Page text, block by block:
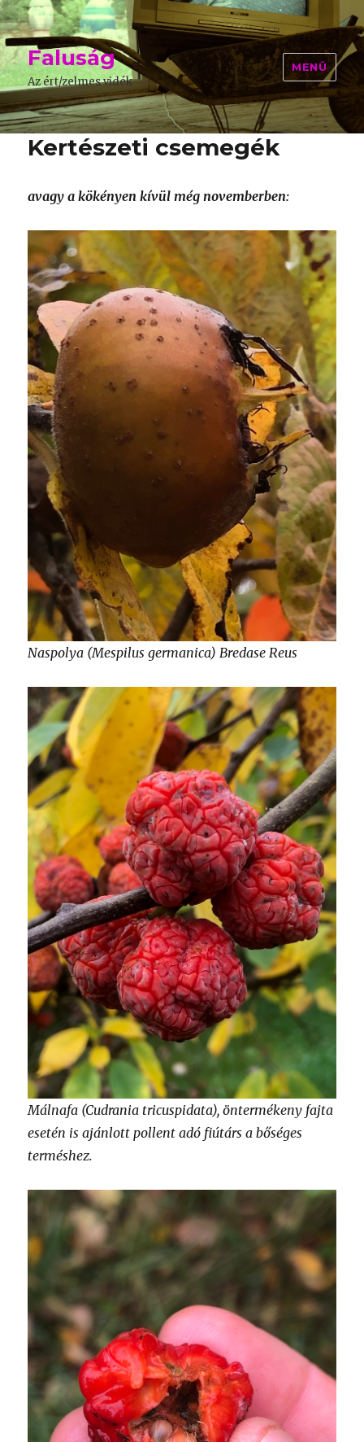
Faluság
Az ért/zelmes vidék
MENÜ
Kertészeti csemegék
avagy a kökényen kívül még novemberben:
Naspolya (Mespilus germanica) Bredase Reus
Málnafa (Cudrania tricuspidata), öntermékeny fajta
esetén is ajánlott pollent adó fiútárs a bőséges
terméshez.